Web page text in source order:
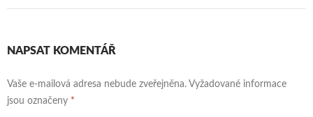
NAPSAT KOMENTÁŘ
Vaše e-mailová adresa nebude zveřejněna. Vyžadované informace
jsou označeny *